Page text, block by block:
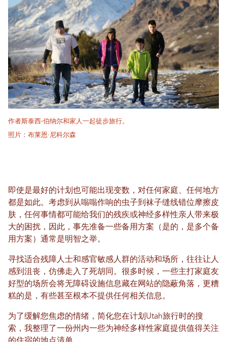
作者斯泰西·伯纳尔和家人一起徒步旅行。
照片：布莱恩·尼科尔森
即使是最好的计划也可能出现变数，对任何家庭、任何地方
都是如此。考虑到从嗡嗡作响的虫子到袜子缝线错位摩擦皮
肤，任何事情都可能给我们的残疾或神经多样性亲人带来极
大的困扰，因此，事先准备一些备用方案（是的，是多个备
用方案）通常是明智之举。
寻找适合残障人士和感官敏感人群的活动和场所，往往让人
感到沮丧，仿佛走入了死胡同。很多时候，一些主打家庭友
好型的场所会将无障碍设施信息藏在网站的隐蔽角落，更糟
糕的是，有些甚至根本不提供任何相关信息。
为了缓解您焦虑的情绪，简化您在计划Utah旅行时的搜
索，我整理了一份州内一些为神经多样性家庭提供值得关注